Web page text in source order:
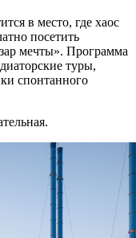
в место, где хаос
посетить
мечты». Программа
туры,
спонтанного